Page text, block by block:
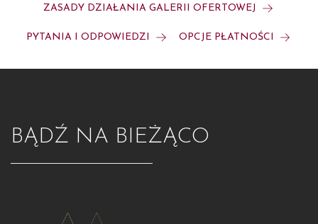
ZASADY DZIAŁANIA GALERII OFERTOWEJ
PYTANIA I ODPOWIEDZI OPCJE PŁATNOŚCI
BĄDŹ NA BIEŻĄCO